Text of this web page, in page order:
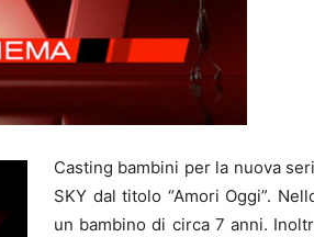
Casting bambini per la nuova
SKY dal titolo “Amori Oggi”.
un bambino di circa 7 anni.